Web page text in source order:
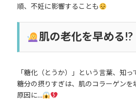
順、不妊に影響することも
肌の老化を早める!?
「糖化（とうか）」という言葉、知っ
糖分の摂りすぎは、肌のコラーゲンを
原因に…